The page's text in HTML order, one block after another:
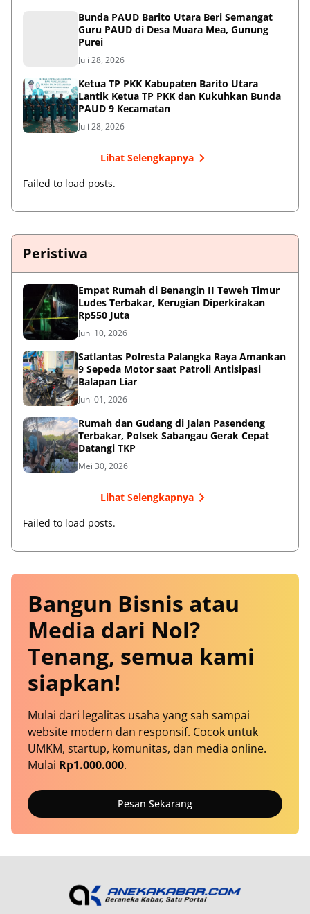
Bunda PAUD Barito Utara Beri Semangat
Guru PAUD di Desa Muara Mea, Gunung
Purei
Juli 28, 2026
Ketua TP PKK Kabupaten Barito Utara
Lantik Ketua TP PKK dan Kukuhkan Bunda
PAUD 9 Kecamatan
Juli 28, 2026
Lihat Selengkapnya
Failed to load posts.
Peristiwa
Empat Rumah di Benangin II Teweh Timur
Ludes Terbakar, Kerugian Diperkirakan
Rp550 Juta
Juni 10, 2026
Satlantas Polresta Palangka Raya Amankan
9 Sepeda Motor saat Patroli Antisipasi
Balapan Liar
Juni 01, 2026
Rumah dan Gudang di Jalan Pasendeng
Terbakar, Polsek Sabangau Gerak Cepat
Datangi TKP
Mei 30, 2026
Lihat Selengkapnya
Failed to load posts.
Bangun Bisnis atau
Media dari Nol?
Tenang, semua kami
siapkan!
Mulai dari legalitas usaha yang sah sampai
website modern dan responsif. Cocok untuk
UMKM, startup, komunitas, dan media online.
Mulai Rp1.000.000.
Pesan Sekarang